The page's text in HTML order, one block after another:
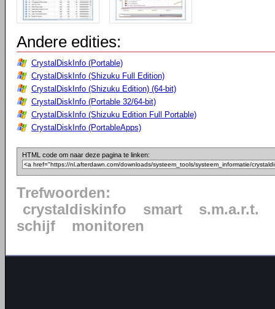
Andere edities:
CrystalDiskInfo (Portable)
CrystalDiskInfo (Shizuku Full Edition)
CrystalDiskInfo (Shizuku Edition) (64-bit)
CrystalDiskInfo (Portable 32/64-bit)
CrystalDiskInfo (Shizuku Edition Full Portable)
CrystalDiskInfo (PortableApps)
HTML code om naar deze pagina te linken:
Trefwoorden:
crystaldiskinfo
smart
s.m.a.r.t.
schijf
monitoren